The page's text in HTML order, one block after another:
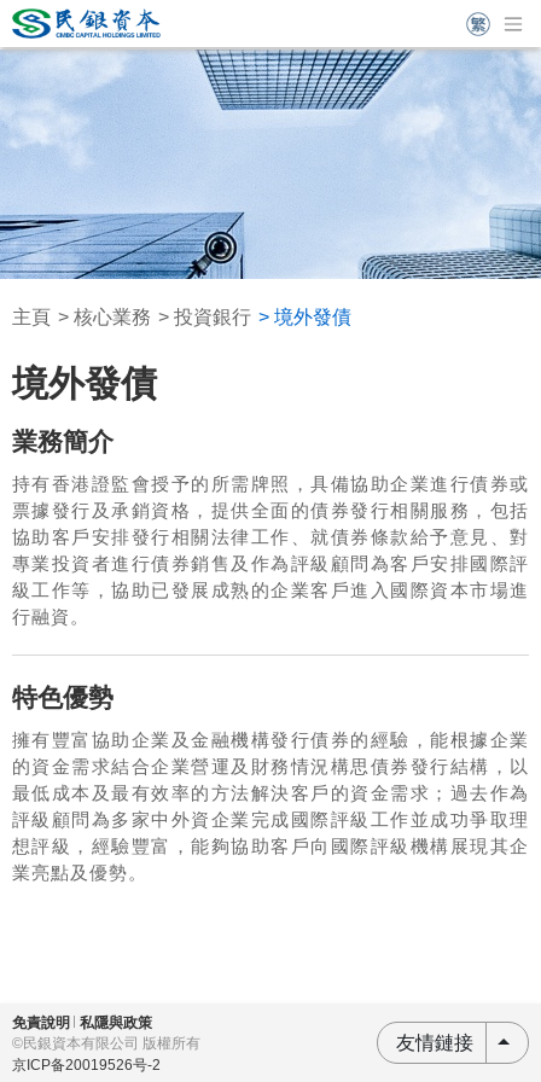
主頁 核心業務 投資銀行 境外發債
境外發債
業務簡介
持有香港證監會授予的所需牌照，具備協助企業進行債券或
票據發行及承銷資格，提供全面的債券發行相關服務，包括
協助客戶安排發行相關法律工作、就債券條款給予意見、對
專業投資者進行債券銷售及作為評級顧問為客戶安排國際評
級工作等，協助已發展成熟的企業客戶進入國際資本市場進
行融資。
特色優勢
擁有豐富協助企業及金融機構發行債券的經驗，能根據企業
的資金需求結合企業營運及財務情況構思債券發行結構，以
最低成本及最有效率的方法解決客戶的資金需求；過去作為
評級顧問為多家中外資企業完成國際評級工作並成功爭取理
想評級，經驗豐富，能夠協助客戶向國際評級機構展現其企
業亮點及優勢。
免責說明
私隱與政策
©民銀資本有限公司 版權所有
京ICP备20019526号-2
友情鏈接